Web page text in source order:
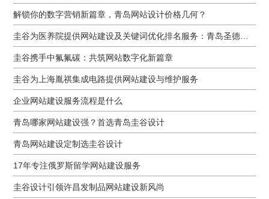
解锁你的数字营销新篇章，青岛网站设计价格几何？
圭谷携手中氟氟碳：共筑网站数字化新篇章
圭谷为上海胤祺集成电路提供网站建设与维护服务
企业网站建设服务流程是什么
青岛哪家网站建设强？首选青岛圭谷设计
青岛网站建设定制选圭谷设计
17年专注俄罗斯留学网站建设服务
圭谷设计引领许昌发制品网站建设新风尚